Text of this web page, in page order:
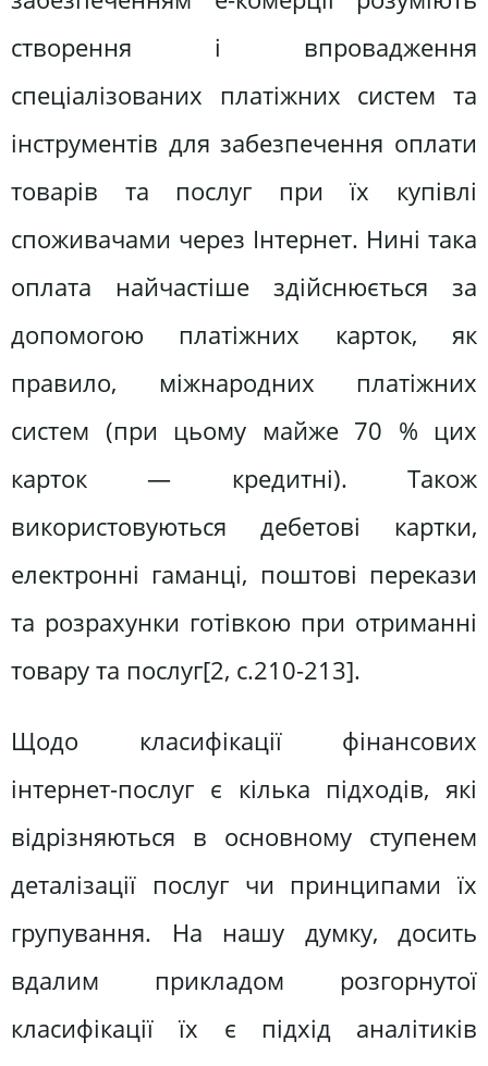
створення і впровадження
спеціалізованих платіжних систем та
інструментів для забезпечення оплати
товарів та послуг при їх купівлі
споживачами через Інтернет. Нині така
оплата найчастіше здійснюється за
допомогою платіжних карток, як
правило, міжнародних платіжних
систем (при цьому майже 70 % цих
карток — кредитні). Також
використовуються дебетові картки,
електронні гаманці, поштові перекази
та розрахунки готівкою при отриманні
товару та послуг[2, c.210-213].
Щодо класифікації фінансових
інтернет-послуг є кілька підходів, які
відрізняються в основному ступенем
деталізації послуг чи принципами їх
групування. На нашу думку, досить
вдалим прикладом розгорнутої
класифікації їх є підхід аналітиків